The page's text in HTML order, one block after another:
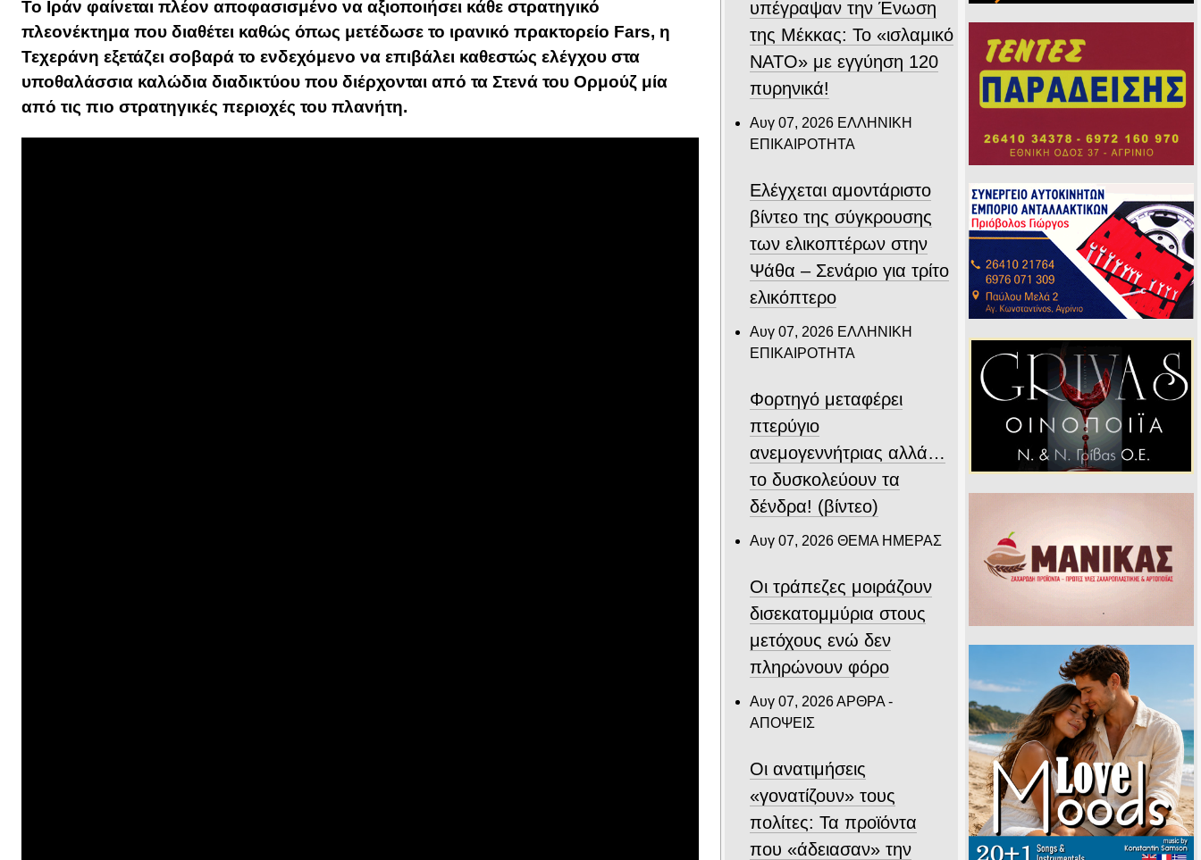
Το Ιράν φαίνεται πλέον αποφασισμένο να αξιοποιήσει κάθε στρατηγικό
πλεονέκτημα που διαθέτει καθώς όπως μετέδωσε το ιρανικό πρακτορείο Fars, η
Τεχεράνη εξετάζει σοβαρά το ενδεχόμενο να επιβάλει καθεστώς ελέγχου στα
υποθαλάσσια καλώδια διαδικτύου που διέρχονται από τα Στενά του Ορμούζ μία
από τις πιο στρατηγικές περιοχές του πλανήτη.
υπέγραψαν την Ένωση
της Μέκκας: Το «ισλαμικό
ΝΑΤΟ» με εγγύηση 120
πυρηνικά!
Αυγ 07, 2026 ΕΛΛΗΝΙΚΗ
ΕΠΙΚΑΙΡΟΤΗΤΑ
Ελέγχεται αμοντάριστο
βίντεο της σύγκρουσης
των ελικοπτέρων στην
Ψάθα – Σενάριο για τρίτο
ελικόπτερο
Αυγ 07, 2026 ΕΛΛΗΝΙΚΗ
ΕΠΙΚΑΙΡΟΤΗΤΑ
Φορτηγό μεταφέρει
πτερύγιο
ανεμογεννήτριας αλλά…
το δυσκολεύουν τα
δένδρα! (βίντεο)
Αυγ 07, 2026 ΘΕΜΑ ΗΜΕΡΑΣ
Οι τράπεζες μοιράζουν
δισεκατομμύρια στους
μετόχους ενώ δεν
πληρώνουν φόρο
Αυγ 07, 2026ΑΡΘΡΑ -
ΑΠΟΨΕΙΣ
Οι ανατιμήσεις
«γονατίζουν» τους
πολίτες: Τα προϊόντα
που «άδειασαν» την